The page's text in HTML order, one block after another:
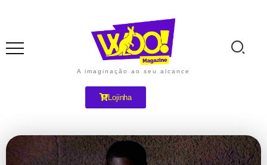
A imaginação ao seu alcance
Lojinha